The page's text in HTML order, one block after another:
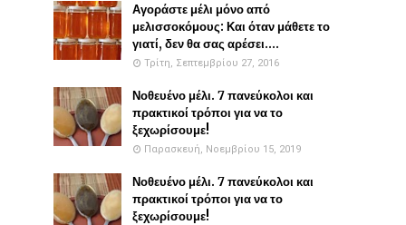
Αγοράστε μέλι μόνο από
μελισσοκόμους: Και όταν μάθετε το
γιατί, δεν θα σας αρέσει....
Τρίτη, Σεπτεμβρίου 27, 2016
Νοθευένο μέλι. 7 πανεύκολοι και
πρακτικοί τρόποι για να το
ξεχωρίσουμε!
Παρασκευή, Νοεμβρίου 15, 2019
Νοθευένο μέλι. 7 πανεύκολοι και
πρακτικοί τρόποι για να το
ξεχωρίσουμε!